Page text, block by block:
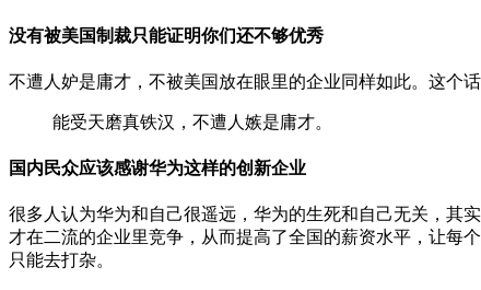
没有被美国制裁只能证明你们还不够优秀
不遭人妒是庸才，不被美国放在眼里的企业同样如此。这个
能受天磨真铁汉，不遭人嫉是庸才。
国内民众应该感谢华为这样的创新企业
很多人认为华为和自己很遥远，华为的生死和自己无关，其
才在二流的企业里竞争，从而提高了全国的薪资水平，让每
只能去打杂。